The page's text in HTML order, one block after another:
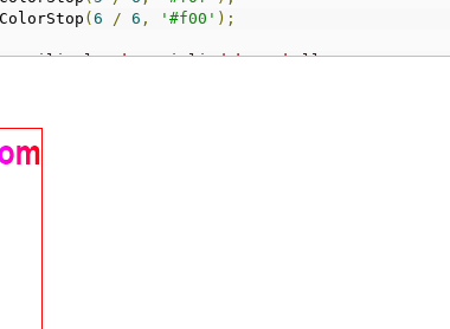
( 6 / 6 , '#f00' );
stili olarak geçişli dokuyu kullan.
geçişli renk dolgusuyla doldur.